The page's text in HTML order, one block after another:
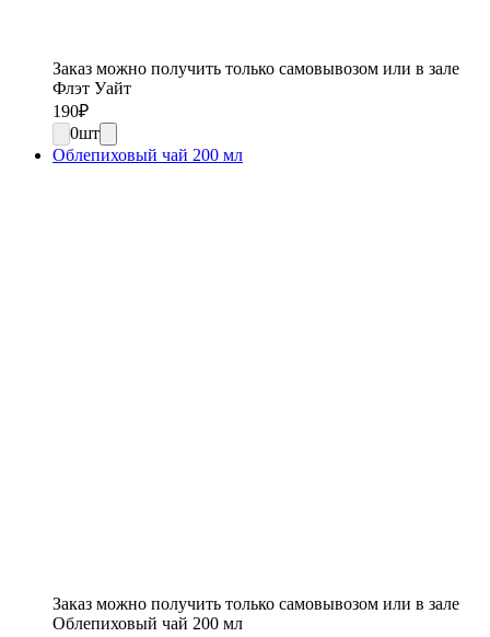
Заказ можно получить только самовывозом или в зале
Флэт Уайт
190₽
0шт
Облепиховый чай 200 мл
Заказ можно получить только самовывозом или в зале
Облепиховый чай 200 мл